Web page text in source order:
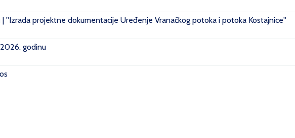
projektne dokumentacije Uređenje Vranačkog potoka i potoka Kostajnice''
godinu